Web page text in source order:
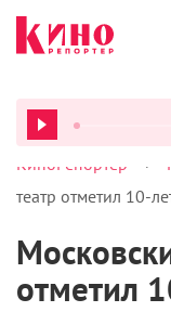
ВСЕ ПОДКАСТЫ
КиноРепортер >
театр отметил 10-
отметил